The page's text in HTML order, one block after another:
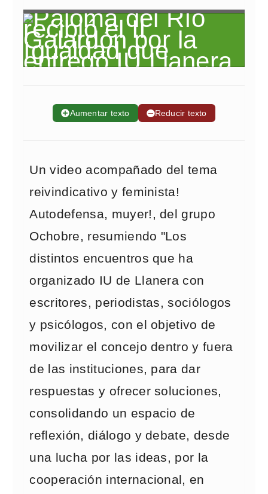
➕Aumentar texto ➖Reducir texto
Un video acompañado del tema
reivindicativo y feminista!
Autodefensa, muyer!, del grupo
Ochobre, resumiendo "Los
distintos encuentros que ha
organizado IU de Llanera con
escritores, periodistas, sociólogos
y psicólogos, con el objetivo de
movilizar el concejo dentro y fuera
de las instituciones, para dar
respuestas y ofrecer soluciones,
consolidando un espacio de
reflexión, diálogo y debate, desde
una lucha por las ideas, por la
cooperación internacional, en